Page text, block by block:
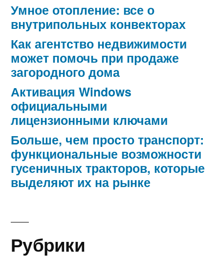
Умное отопление: все о
внутрипольных конвекторах
Как агентство недвижимости
может помочь при продаже
загородного дома
Активация Windows
официальными
лицензионными ключами
Больше, чем просто транспорт:
функциональные возможности
гусеничных тракторов, которые
выделяют их на рынке
Рубрики